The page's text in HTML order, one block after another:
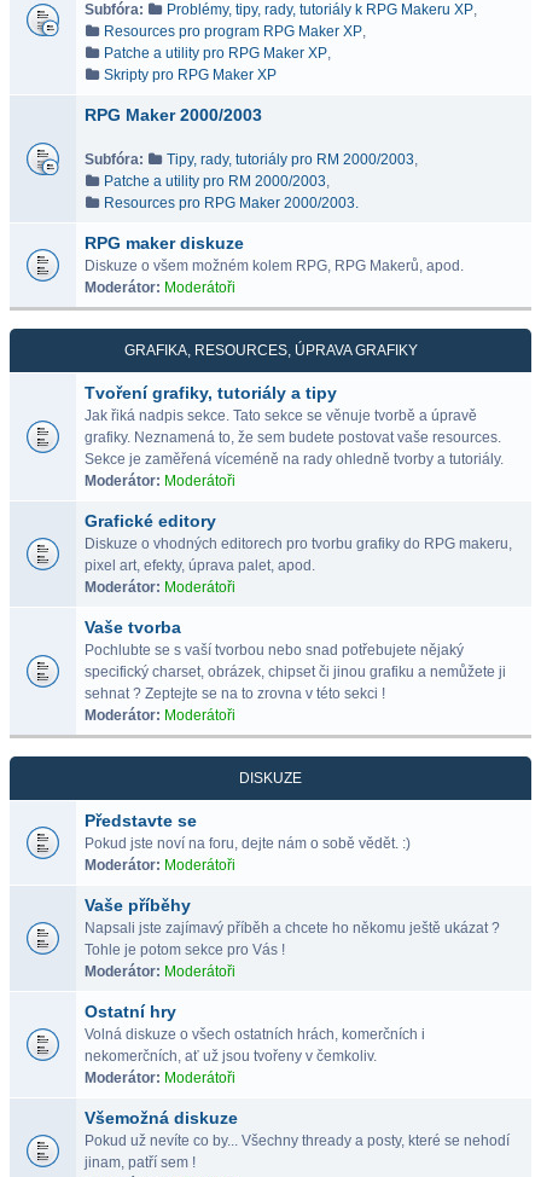
Subfóra: Problémy, tipy, rady, tutoriály k RPG Makeru XP,
Resources pro program RPG Maker XP,
Patche a utility pro RPG Maker XP,
Skripty pro RPG Maker XP
RPG Maker 2000/2003
Subfóra: Tipy, rady, tutoriály pro RM 2000/2003,
Patche a utility pro RM 2000/2003,
Resources pro RPG Maker 2000/2003.
RPG maker diskuze
Diskuze o všem možném kolem RPG, RPG Makerů, apod.
Moderátor: Moderátoři
GRAFIKA, RESOURCES, ÚPRAVA GRAFIKY
Tvoření grafiky, tutoriály a tipy
Jak řiká nadpis sekce. Tato sekce se věnuje tvorbě a úpravě
grafiky. Neznamená to, že sem budete postovat vaše resources.
Sekce je zaměřená víceméně na rady ohledně tvorby a tutoriály.
Moderátor: Moderátoři
Grafické editory
Diskuze o vhodných editorech pro tvorbu grafiky do RPG makeru,
pixel art, efekty, úprava palet, apod.
Moderátor: Moderátoři
Vaše tvorba
Pochlubte se s vaší tvorbou nebo snad potřebujete nějaký
specifický charset, obrázek, chipset či jinou grafiku a nemůžete ji
sehnat ? Zeptejte se na to zrovna v této sekci !
Moderátor: Moderátoři
DISKUZE
Představte se
Pokud jste noví na foru, dejte nám o sobě vědět. :)
Moderátor: Moderátoři
Vaše příběhy
Napsali jste zajímavý příběh a chcete ho někomu ještě ukázat ?
Tohle je potom sekce pro Vás !
Moderátor: Moderátoři
Ostatní hry
Volná diskuze o všech ostatních hrách, komerčních i
nekomerčních, ať už jsou tvořeny v čemkoliv.
Moderátor: Moderátoři
Všemožná diskuze
Pokud už nevíte co by... Všechny thready a posty, které se nehodí
jinam, patří sem !